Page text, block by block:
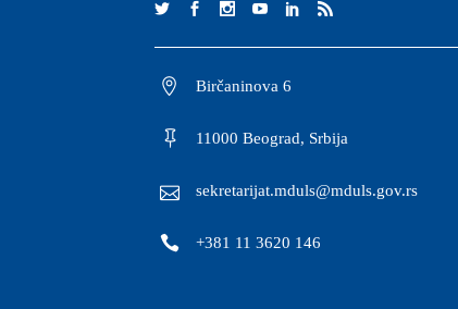
Birčaninova 6
11000 Beograd, Srbija
sekretarijat.mduls@mduls.gov.rs
+381 11 3620 146